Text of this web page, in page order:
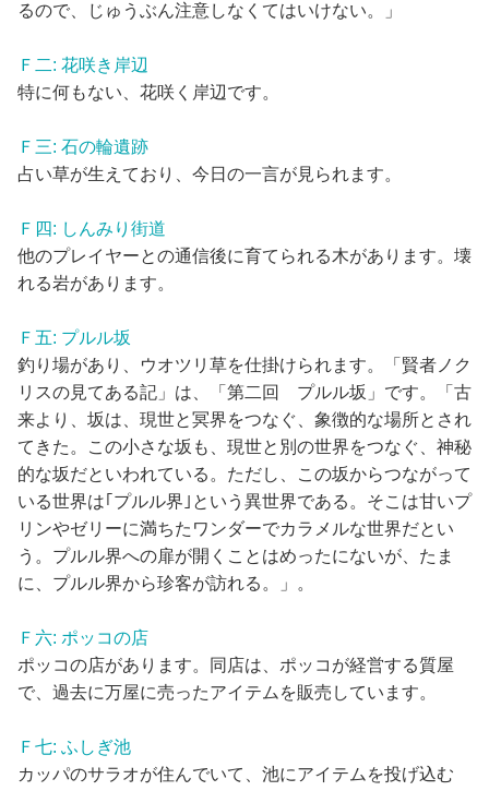
るので、じゅうぶん注意しなくてはいけない。」
Ｆ二: 花咲き岸辺
特に何もない、花咲く岸辺です。
Ｆ三: 石の輪遺跡
占い草が生えており、今日の一言が見られます。
Ｆ四: しんみり街道
他のプレイヤーとの通信後に育てられる木があります。壊
れる岩があります。
Ｆ五: プルル坂
釣り場があり、ウオツリ草を仕掛けられます。「賢者ノク
リスの見てある記」は、「第二回 プルル坂」です。「古
来より、坂は、現世と冥界をつなぐ、象徴的な場所とされ
てきた。この小さな坂も、現世と別の世界をつなぐ、神秘
的な坂だといわれている。ただし、この坂からつながって
いる世界は｢プルル界｣という異世界である。そこは甘いプ
リンやゼリーに満ちたワンダーでカラメルな世界だとい
う。プルル界への扉が開くことはめったにないが、たま
に、プルル界から珍客が訪れる。」。
Ｆ六: ポッコの店
ポッコの店があります。同店は、ポッコが経営する質屋
で、過去に万屋に売ったアイテムを販売しています。
Ｆ七: ふしぎ池
カッパのサラオが住んでいて、池にアイテムを投げ込む